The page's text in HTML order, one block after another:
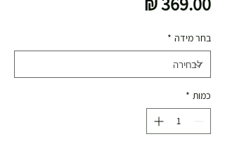
בחר מידה *
כמות *